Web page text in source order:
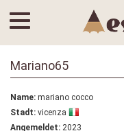
Mariano65
Name: mariano cocco
Stadt: vicenza
Angemeldet: 2023